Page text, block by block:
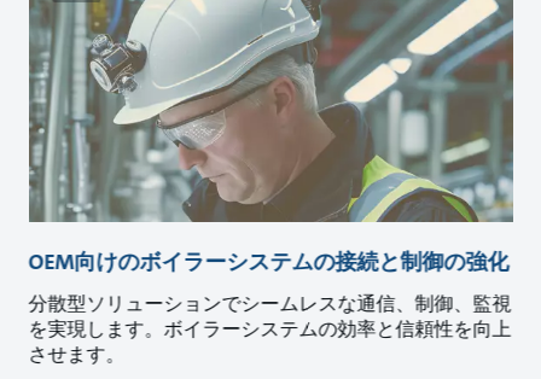
OEM向けのボイラーシステムの接続と制御の強化
分散型ソリューションでシームレスな通信、制御、監視
を実現します。ボイラーシステムの効率と信頼性を向上
させます。